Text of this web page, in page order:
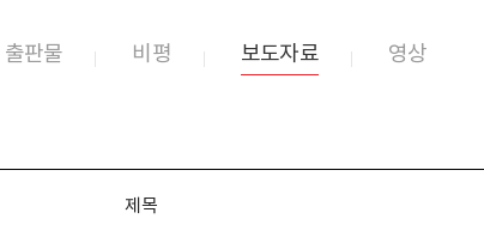
출판물 비평 보도자료 영상
제목